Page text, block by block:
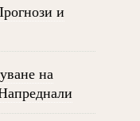
и
на